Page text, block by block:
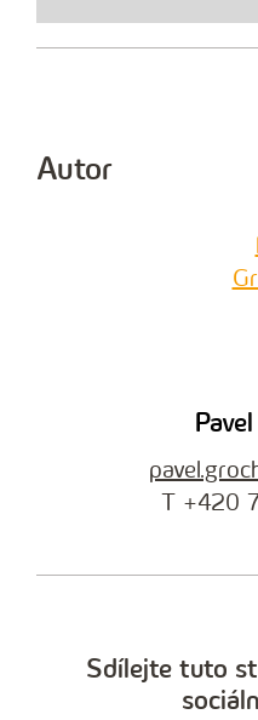
Autor
T +420
Sdílejte tuto